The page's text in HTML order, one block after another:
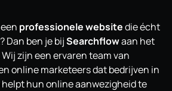
professionele websitedie écht
Dan ben je bijSearchflowaan het
zijn een ervaren team van
online marketeers dat bedrijven in
helpt hun online aanwezigheid te